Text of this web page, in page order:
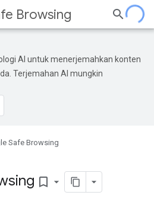
Browsing
AI untuk menerjemahkan konten
Terjemahan AI mungkin
Safe Browsing
bookmark_border